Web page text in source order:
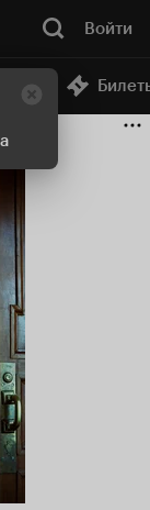
Войти